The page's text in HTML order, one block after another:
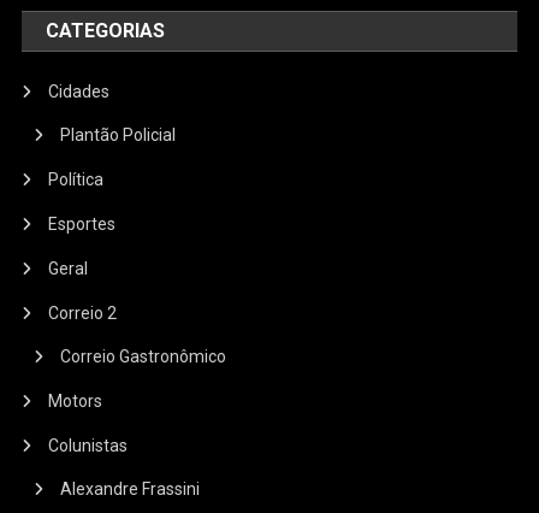
CATEGORIAS
Cidades
Plantão Policial
Política
Esportes
Geral
Correio 2
Correio Gastronômico
Motors
Colunistas
Alexandre Frassini